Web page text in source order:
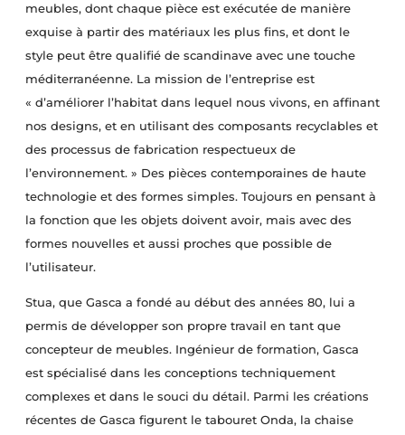
meubles, dont chaque pièce est exécutée de manière
exquise à partir des matériaux les plus fins, et dont le
style peut être qualifié de scandinave avec une touche
méditerranéenne. La mission de l’entreprise est
« d’améliorer l’habitat dans lequel nous vivons, en affinant
nos designs, et en utilisant des composants recyclables et
des processus de fabrication respectueux de
l’environnement. » Des pièces contemporaines de haute
technologie et des formes simples. Toujours en pensant à
la fonction que les objets doivent avoir, mais avec des
formes nouvelles et aussi proches que possible de
l’utilisateur.
Stua, que Gasca a fondé au début des années 80, lui a
permis de développer son propre travail en tant que
concepteur de meubles. Ingénieur de formation, Gasca
est spécialisé dans les conceptions techniquement
complexes et dans le souci du détail. Parmi les créations
récentes de Gasca figurent le tabouret Onda, la chaise